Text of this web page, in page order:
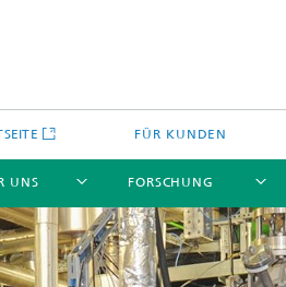
FÜR KUNDEN
UNS FORSCHUNG